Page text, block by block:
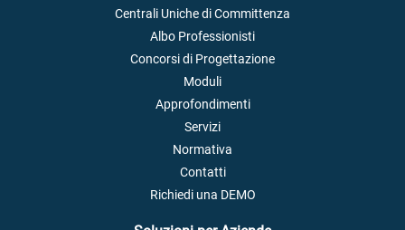
Centrali Uniche di Committenza
Albo Professionisti
Concorsi di Progettazione
Moduli
Approfondimenti
Servizi
Normativa
Contatti
Richiedi una DEMO